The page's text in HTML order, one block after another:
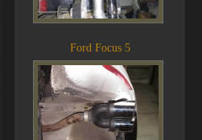
Ford Focus 5